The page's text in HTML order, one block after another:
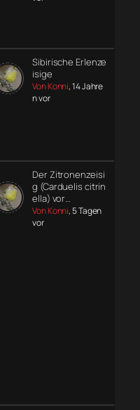
Sibirische Erlenze
isige
Von Konni, 14 Jahre
n vor
Der Zitronenzeisi
g (Carduelis citrin
ella) vor…
Von Konni, 5 Tagen
vor